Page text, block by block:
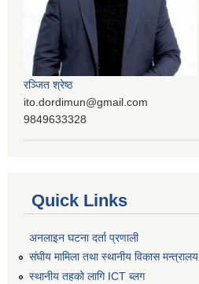
रञ्‍जित श्रेष्ठ
ito.dordimun@gmail.com
9849633328
Quick Links
अनलाइन घटना दर्ता प्रणाली
संघीय मामिला तथा स्थानीय विकास मन्त्रालय
स्थानीय तहको लागि ICT ब्लग